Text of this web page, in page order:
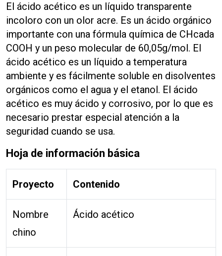
El ácido acético es un líquido transparente
incoloro con un olor acre. Es un ácido orgánico
importante con una fórmula química de CHcada
COOH y un peso molecular de 60,05g/mol. El
ácido acético es un líquido a temperatura
ambiente y es fácilmente soluble en disolventes
orgánicos como el agua y el etanol. El ácido
acético es muy ácido y corrosivo, por lo que es
necesario prestar especial atención a la
seguridad cuando se usa.
Hoja de información básica
Proyecto Contenido
Nombre
chino
Ácido acético